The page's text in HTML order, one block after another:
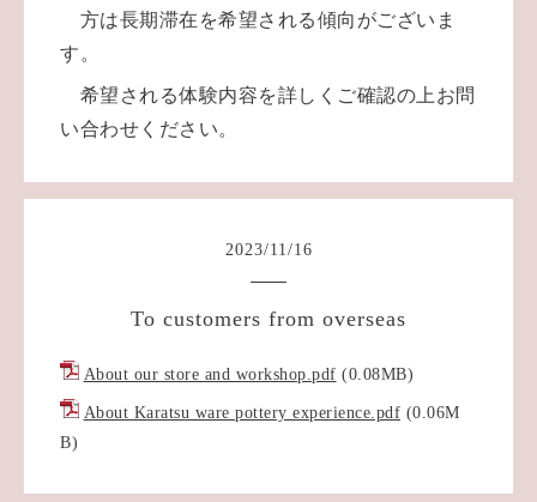
方は長期滞在を希望される傾向がございま
す。
希望される体験内容を詳しくご確認の上お問
い合わせください。
2023/11/16
To customers from overseas
About our store and workshop.pdf (0.08MB)
About Karatsu ware pottery experience.pdf (0.06M
B)